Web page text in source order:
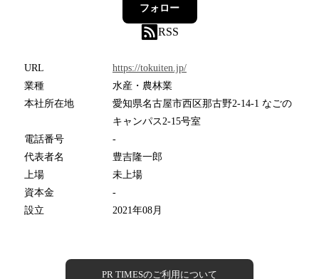
フォロー
RSS
URL
https://tokuiten.jp/
業種
水産・農林業
本社所在地
愛知県名古屋市西区那古野2-14-1 なごの
キャンパス2-15号室
電話番号
-
代表者名
豊吉隆一郎
上場
未上場
資本金
-
設立
2021年08月
PR TIMESのご利用について